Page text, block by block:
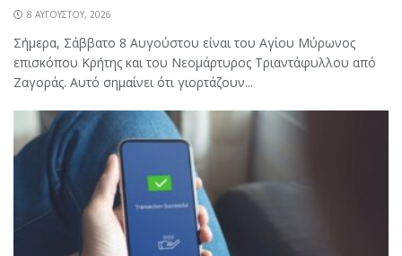
8 ΑΥΓΟΎΣΤΟΥ, 2026
Σήμερα, Σάββατο 8 Αυγούστου είναι του Αγίου Μύρωνος
επισκόπου Κρήτης και του Νεομάρτυρος Τριαντάφυλλου από
Ζαγοράς. Αυτό σημαίνει ότι γιορτάζουν...